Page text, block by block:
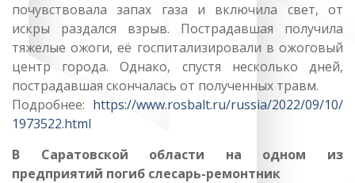
почувствовала запах газа и включила свет, от
искры раздался взрыв. Пострадавшая получила
тяжелые ожоги, её госпитализировали в ожоговый
центр города. Однако, спустя несколько дней,
пострадавшая скончалась от полученных травм.
Подробнее: https://www.rosbalt.ru/russia/2022/09/10/
1973522.html
В Саратовской области на одном из
предприятий погиб слесарь-ремонтник